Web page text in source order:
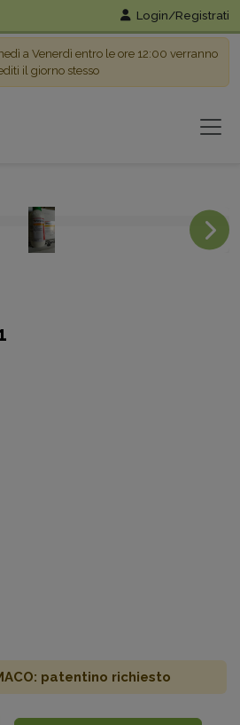
Login/Registrati
a Venerdì entro le ore 12:00 verranno
il giorno stesso
patentino richiesto